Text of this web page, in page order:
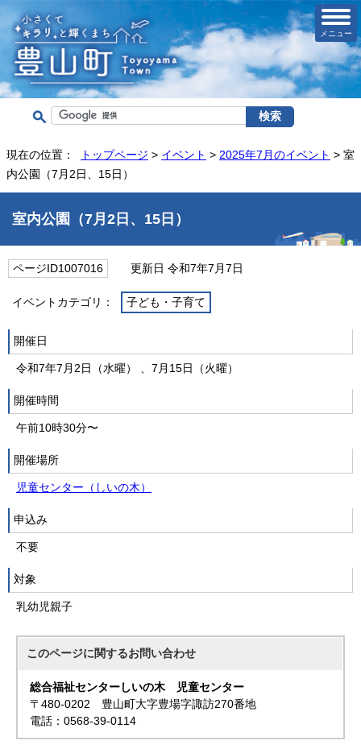
メニュー
現在の位置： トップページ > イベント > 2025年7月のイベント > 室
内公園（7月2日、15日）
室内公園（7月2日、15日）
ページID1007016 更新日 令和7年7月7日
イベントカテゴリ： 子ども・子育て
開催日
令和7年7月2日（水曜） 、7月15日（火曜）
開催時間
午前10時30分〜
開催場所
児童センター（しいの木）
申込み
不要
対象
乳幼児親子
このページに関するお問い合わせ
総合福祉センターしいの木 児童センター
〒480-0202 豊山町大字豊場字諏訪270番地
電話：0568-39-0114